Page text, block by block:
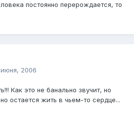
постоянно перерождается, то
2006
Как это не банально звучит, но
остается жить в чьем-то сердце...